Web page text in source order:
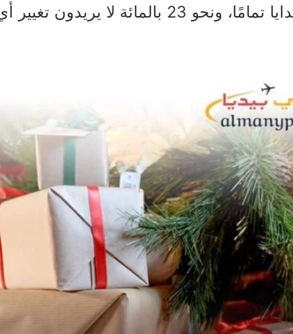
لإنفاق “أقل قليلًا”، فيما أراد نحو 8 بالمائة الاستغناء عن الهدايا تمامًا، ونحو 23